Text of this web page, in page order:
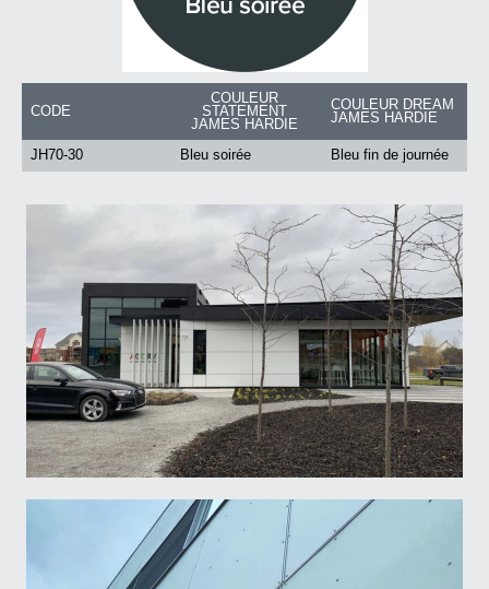
CODE
COULEUR
STATEMENT
JAMES HARDIE
COULEUR DREAM
JAMES HARDIE
JH70-30 Bleu soirée Bleu fin de journée